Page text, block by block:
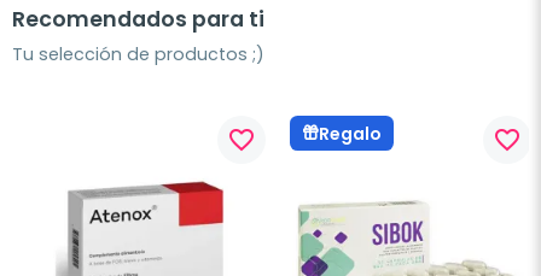
Recomendados para ti
Tu selección de productos ;)
favorite_border Regalo favorite_border